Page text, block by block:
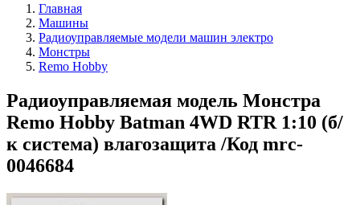
Главная
Машины
Радиоуправляемые модели машин электро
Монстры
Remo Hobby
Радиоуправляемая модель Монстра
Remo Hobby Batman 4WD RTR 1:10 (б/
к система) влагозащита /Код mrc-
0046684